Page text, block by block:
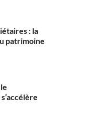
: la
patrimoine